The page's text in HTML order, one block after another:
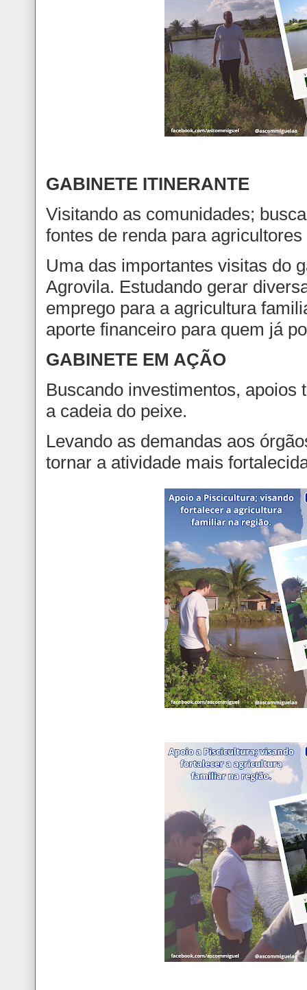
GABINETE ITINERANTE
Visitando as comunidades;
fontes de renda para
Uma das importantes visitas do
Agrovila. Estudando gerar
emprego para a agricultura
aporte financeiro para quem já
GABINETE EM AÇÃO
Buscando investimentos, apoios
a cadeia do peixe.
Levando as demandas aos
tornar a atividade mais